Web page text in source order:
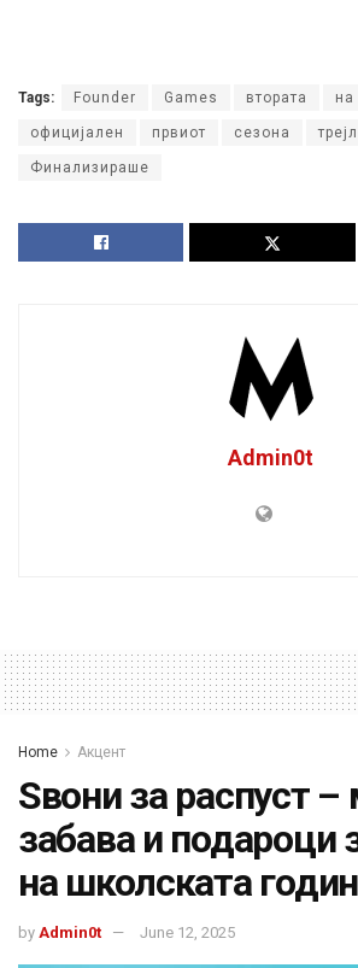
Tags: Founder Games втората на
официјален првиот сезона
Финализираше
Admin0t
Home Акцент
Sвони за распуст –
забава и подароци
на школската
by Admin0t June 12, 2025